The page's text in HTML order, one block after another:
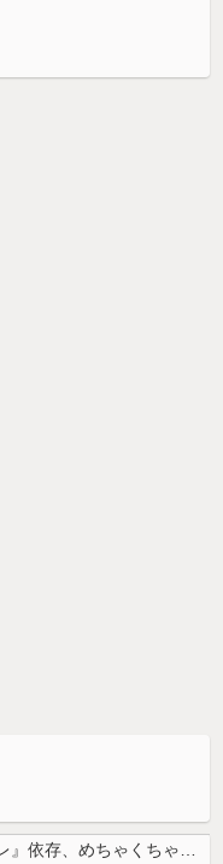
【緊急】 今の若者に急増している『コレ』依存、めちゃくちゃ深刻な模様w...